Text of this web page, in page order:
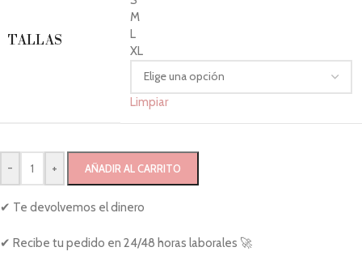
TALLAS
M
L
XL
Limpiar
- + AÑADIR AL CARRITO
✔ Te devolvemos el dinero
✔ Recibe tu pedido en 24/48 horas laborales 🚀